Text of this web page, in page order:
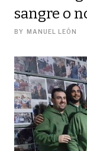
sangre o
BY MANUEL LEÓN